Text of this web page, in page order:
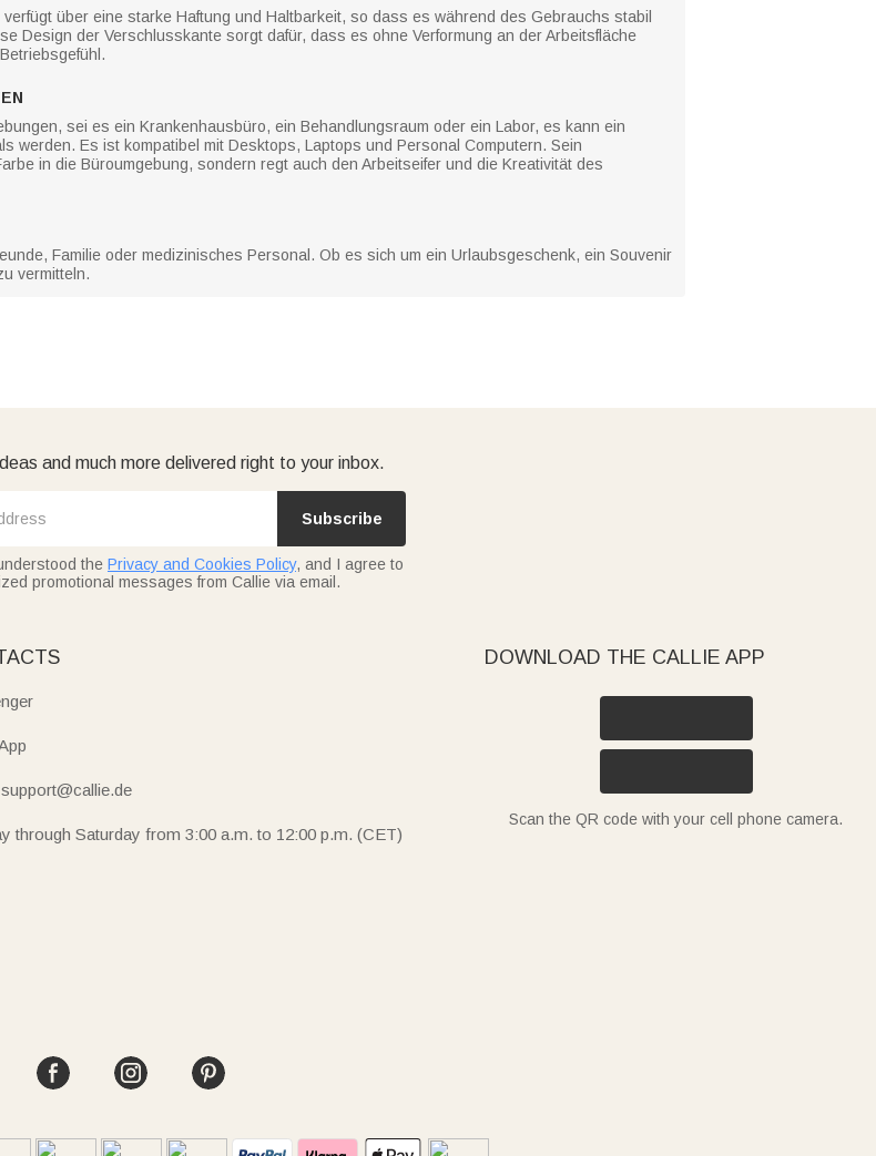
über eine starke Haftung und Haltbarkeit, so dass es während des Gebrauchs stabil
Design der Verschlusskante sorgt dafür, dass es ohne Verformung an der Arbeitsfläche
sei es ein Krankenhausbüro, ein Behandlungsraum oder ein Labor, es kann ein
werden. Es ist kompatibel mit Desktops, Laptops und Personal Computern. Sein
in die Büroumgebung, sondern regt auch den Arbeitseifer und die Kreativität des
Familie oder medizinisches Personal. Ob es sich um ein Urlaubsgeschenk, ein Souvenir
vermitteln.
and much more delivered right to your inbox.
Subscribe
the Privacy and Cookies Policy, and I agree to
promotional messages from Callie via email.
through Saturday from 3:00 a.m. to 12:00 p.m. (CET)
DOWNLOAD THE CALLIE APP
Scan the QR code with your cell phone camera.